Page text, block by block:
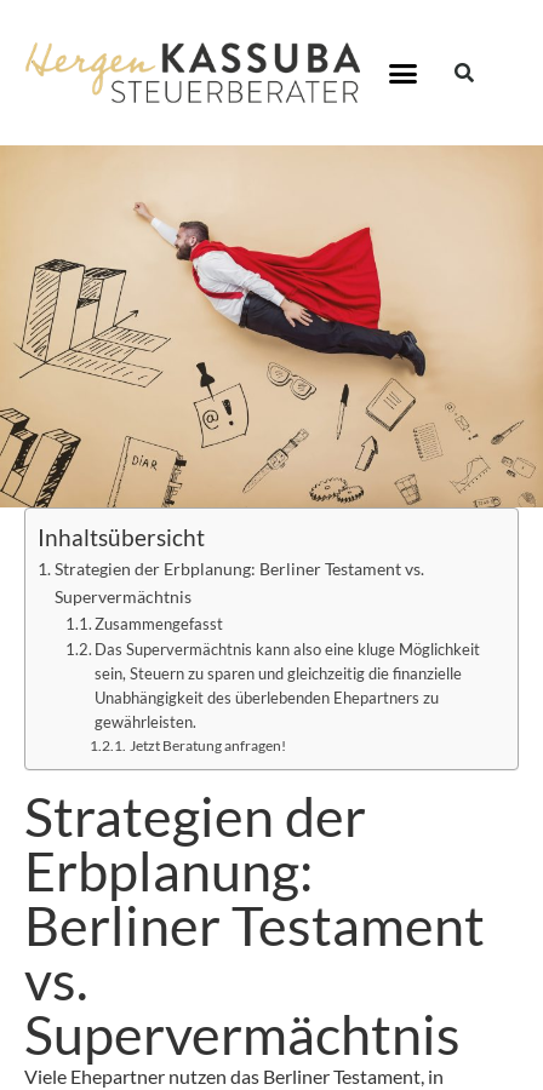
Inhaltsübersicht
Strategien der Erbplanung: Berliner Testament vs.
Supervermächtnis
Zusammengefasst
Das Supervermächtnis kann also eine kluge Möglichkeit
sein, Steuern zu sparen und gleichzeitig die finanzielle
Unabhängigkeit des überlebenden Ehepartners zu
gewährleisten.
Jetzt Beratung anfragen!
Strategien der
Erbplanung:
Berliner Testament
vs.
Supervermächtnis
Viele Ehepartner nutzen das Berliner Testament, in